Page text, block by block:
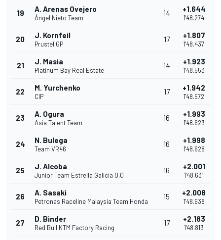
19 A. Arenas Ovejero
Ángel Nieto Team
14 +1.644
1'48.274
20 J. Kornfeil
Prustel GP
17 +1.807
1'48.437
21 J. Masia
Platinum Bay Real Estate
14 +1.923
1'48.553
22 M. Yurchenko
CIP
17 +1.942
1'48.572
23 A. Ogura
Asia Talent Team
16 +1.993
1'48.623
24 N. Bulega
Team VR46
16 +1.998
1'48.628
25 J. Alcoba
Junior Team Estrella Galicia 0,0
16 +2.001
1'48.631
26 A. Sasaki
Petronas Raceline Malaysia Team Honda
15 +2.008
1'48.638
27 D. Binder
Red Bull KTM Factory Racing
17 +2.183
1'48.813